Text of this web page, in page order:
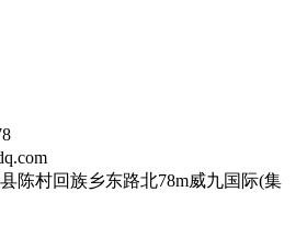
陈村回族乡东路北78m威九国际(集